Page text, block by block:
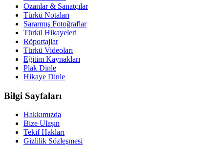
Ozanlar & Sanatçılar
Türkü Notaları
Sararmış Fotoğraflar
Türkü Hikayeleri
Röportajlar
Türkü Videoları
Eğitim Kaynakları
Plak Dinle
Hikaye Dinle
Bilgi Sayfaları
Hakkımızda
Bize Ulaşın
Tekif Hakları
Gizlilik Sözleşmesi